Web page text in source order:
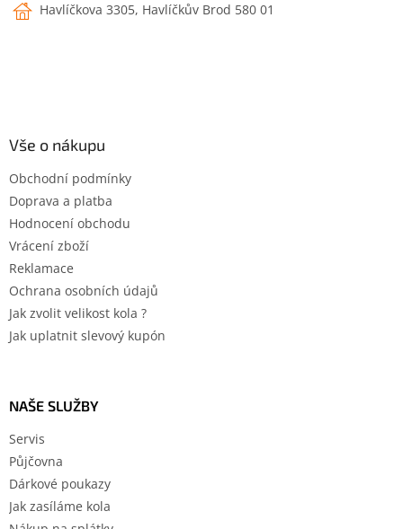
Havlíčkova 3305, Havlíčkův Brod 580 01
Vše o nákupu
Obchodní podmínky
Doprava a platba
Hodnocení obchodu
Vrácení zboží
Reklamace
Ochrana osobních údajů
Jak zvolit velikost kola ?
Jak uplatnit slevový kupón
NAŠE SLUŽBY
Servis
Půjčovna
Dárkové poukazy
Jak zasíláme kola